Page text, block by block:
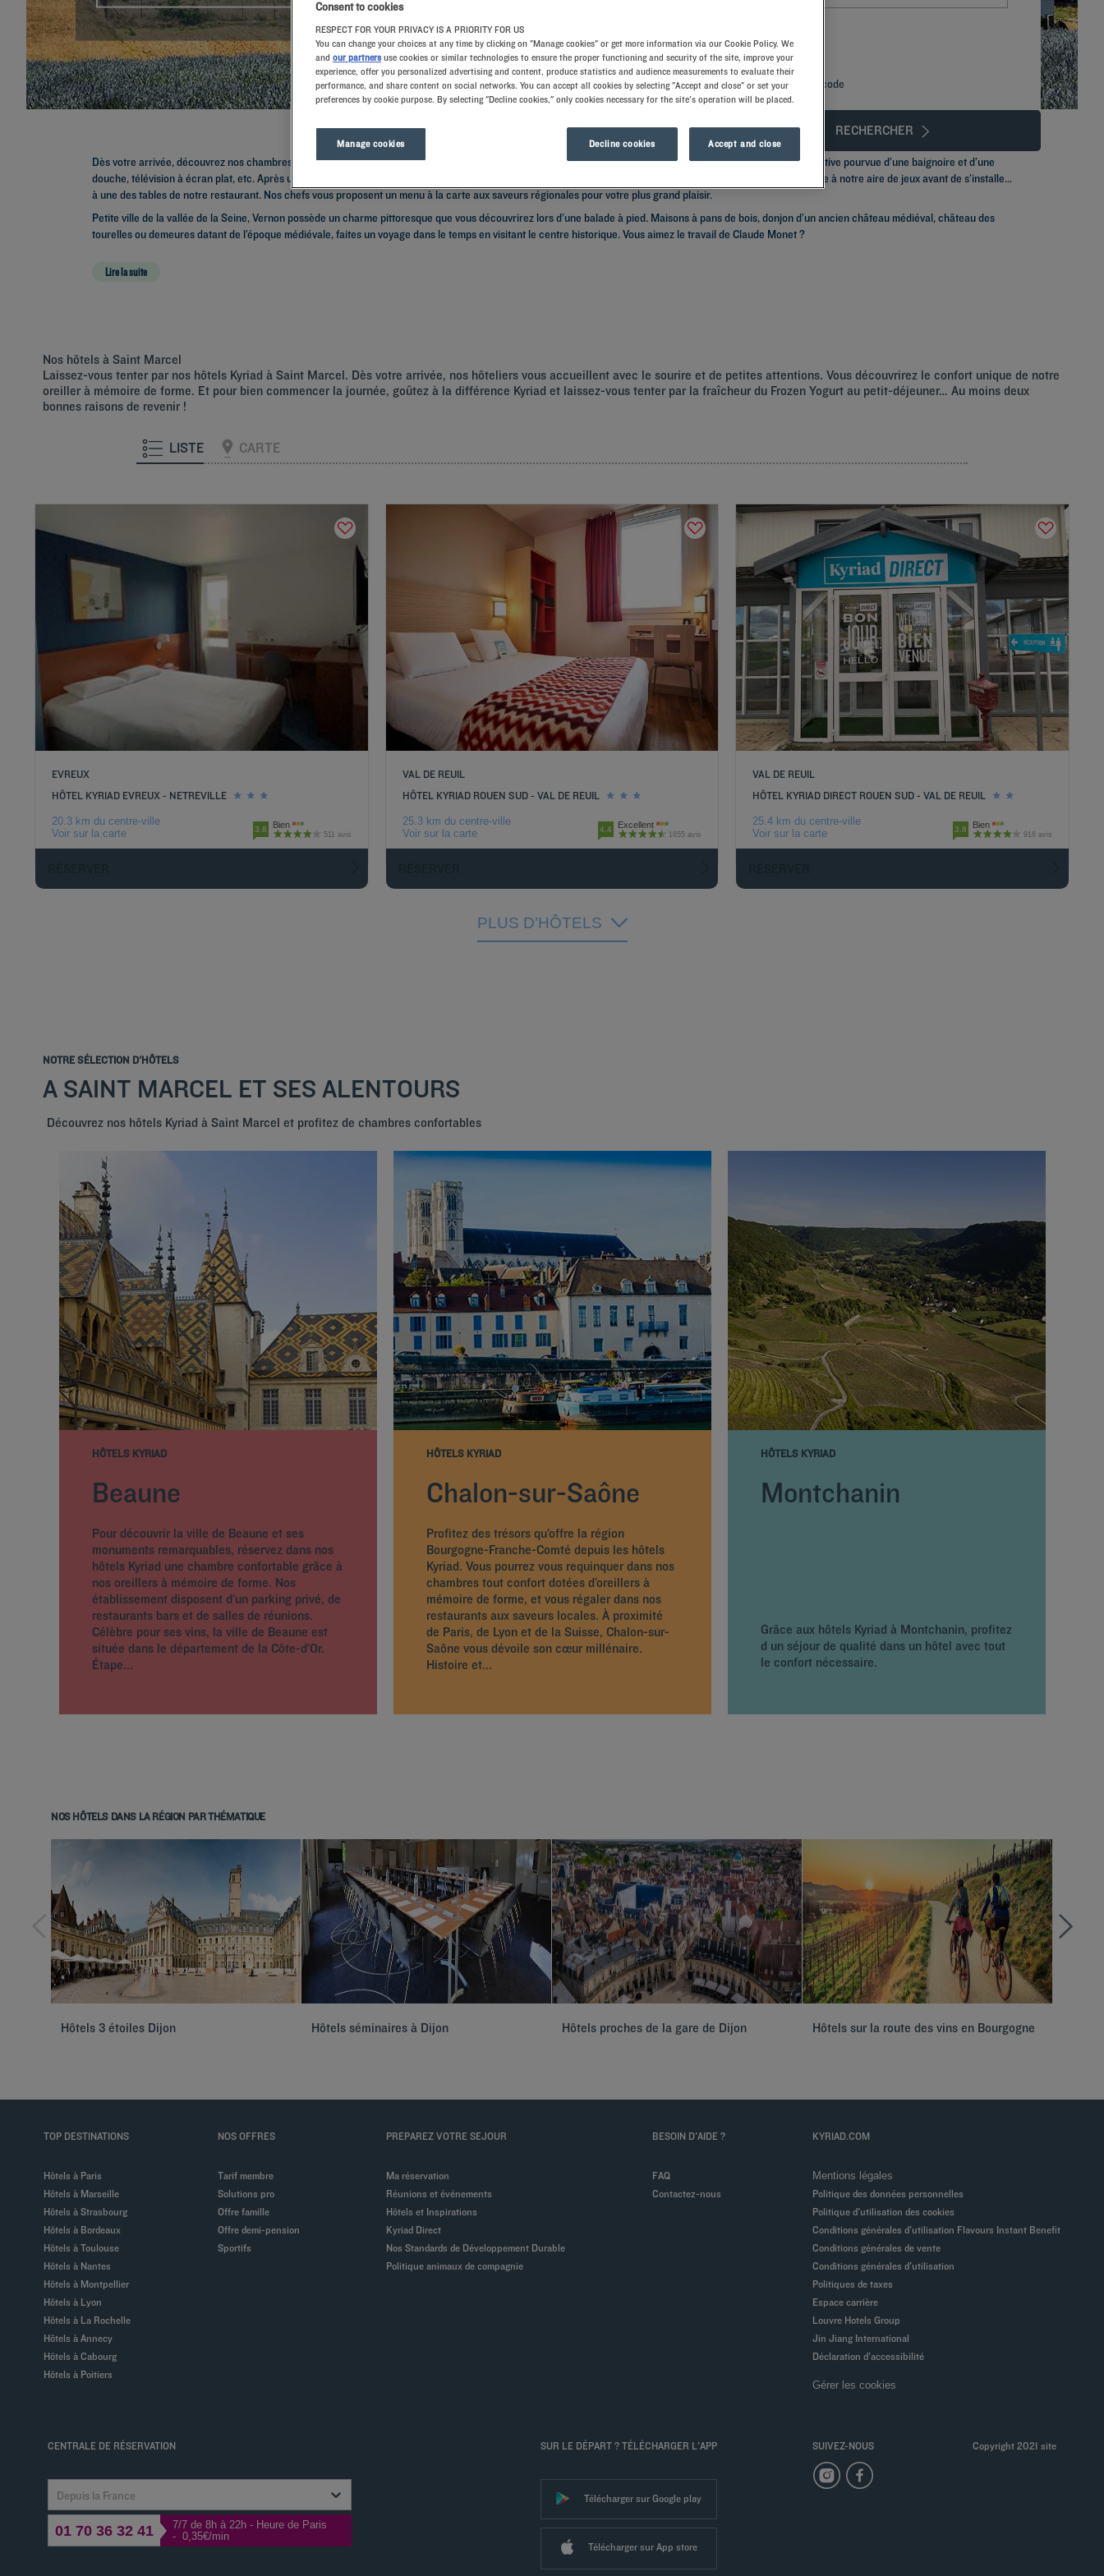
RECHERCHER
Ajouter un code
Dès votre arrivée, découvrez nos chambres confortables : literie haut de gamme et oreillers à mémoire de forme pour un sommeil de qualité, salle de bains privative pourvue d’une baignoire et d’une
douche, télévision à écran plat, etc. Après une nuit reposante, dégustez un petit déjeuner à volonté. Vous voyagez avec vos enfants ? Ils pourront s’amuser grâce à notre aire de jeux avant de s’installer
à une des tables de notre restaurant. Nos chefs vous proposent un menu à la carte aux saveurs régionales pour votre plus grand plaisir.
Petite ville de la vallée de la Seine, Vernon possède un charme pittoresque que vous découvrirez lors d’une balade à pied. Maisons à pans de bois, donjon d’un ancien château médiéval, château des
tourelles ou demeures datant de l’époque médiévale, faites un voyage dans le temps en visitant le centre historique. Vous aimez le travail de Claude Monet ?
Lire la suite
Nos hôtels à Saint Marcel
Laissez-vous tenter par nos hôtels Kyriad à Saint Marcel. Dès votre arrivée, nos hôteliers vous accueillent avec le sourire et de petites attentions. Vous découvrirez le confort unique de notre
oreiller à mémoire de forme. Et pour bien commencer la journée, goûtez à la différence Kyriad et laissez-vous tenter par la fraîcheur du Frozen Yogurt au petit-déjeuner… Au moins deux
bonnes raisons de revenir !
LISTE CARTE
EVREUX
HÔTEL KYRIAD EVREUX - NETREVILLE
20.3 km du centre-ville
Voir sur la carte
3.8 Bien
511 avis
VAL DE REUIL
HÔTEL KYRIAD ROUEN SUD - VAL DE REUIL
25.3 km du centre-ville
Voir sur la carte
4.4 Excellent
1655 avis
VAL DE REUIL
HÔTEL KYRIAD DIRECT ROUEN SUD - VAL DE REUIL
25.4 km du centre-ville
Voir sur la carte
3.8 Bien
916 avis
PLUS D’HÔTELS
NOTRE SÉLECTION D'HÔTELS
A SAINT MARCEL ET SES ALENTOURS
Découvrez nos hôtels Kyriad à Saint Marcel et profitez de chambres confortables
HÔTELS KYRIAD
Beaune
Pour découvrir la ville de Beaune et ses
monuments remarquables, réservez dans nos
hôtels Kyriad une chambre confortable grâce à
nos oreillers à mémoire de forme. Nos
établissement disposent d’un parking privé, de
restaurants bars et de salles de réunions.
Célèbre pour ses vins, la ville de Beaune est
située dans le département de la Côte-d’Or.
Étape...
HÔTELS KYRIAD
Chalon-sur-Saône
Profitez des trésors qu’offre la région
Bourgogne-Franche-Comté depuis les hôtels
Kyriad. Vous pourrez vous requinquer dans nos
chambres tout confort dotées d’oreillers à
mémoire de forme, et vous régaler dans nos
restaurants aux saveurs locales. À proximité
de Paris, de Lyon et de la Suisse, Chalon-sur-
Saône vous dévoile son cœur millénaire.
Histoire et...
HÔTELS KYRIAD
Montchanin
Grâce aux hôtels Kyriad à Montchanin, profitez
d un séjour de qualité dans un hôtel avec tout
le confort nécessaire.
NOS HÔTELS DANS LA RÉGION PAR THÉMATIQUE
Hôtels 3 étoiles Dijon Hôtels séminaires à Dijon Hôtels proches de la gare de Dijon Hôtels sur la route des vins en Bourgogne
TOP DESTINATIONS
Hôtels à Paris
Hôtels à Marseille
Hôtels à Strasbourg
Hôtels à Bordeaux
Hôtels à Toulouse
Hôtels à Nantes
Hôtels à Montpellier
Hôtels à Lyon
Hôtels à La Rochelle
Hôtels à Annecy
Hôtels à Cabourg
Hôtels à Poitiers
NOS OFFRES
Tarif membre
Solutions pro
Offre famille
Offre demi-pension
Sportifs
PREPAREZ VOTRE SEJOUR
Ma réservation
Réunions et événements
Hôtels et Inspirations
Kyriad Direct
Nos Standards de Développement Durable
Politique animaux de compagnie
BESOIN D'AIDE ?
FAQ
Contactez-nous
KYRIAD.COM
Mentions légales
Politique des données personnelles
Politique d'utilisation des cookies
Conditions générales d'utilisation Flavours Instant Benefit
Conditions générales de vente
Conditions générales d'utilisation
Politiques de taxes
Espace carrière
Louvre Hotels Group
Jin Jiang International
Déclaration d'accessibilité
Gérer les cookies
CENTRALE DE RÉSERVATION
Depuis la France
01 70 36 32 41
7/7 de 8h à 22h - Heure de Paris
- 0,35€/min
SUR LE DÉPART ? TÉLÉCHARGER L'APP
Télécharger sur Google play
Télécharger sur App store
SUIVEZ-NOUS Copyright 2021 site
Consent to cookies
RESPECT FOR YOUR PRIVACY IS A PRIORITY FOR US
You can change your choices at any time by clicking on "Manage cookies" or get more information via our Cookie Policy. We
and our partners use cookies or similar technologies to ensure the proper functioning and security of the site, improve your
experience, offer you personalized advertising and content, produce statistics and audience measurements to evaluate their
performance, and share content on social networks. You can accept all cookies by selecting "Accept and close" or set your
preferences by cookie purpose. By selecting "Decline cookies," only cookies necessary for the site's operation will be placed.
Manage cookies Decline cookies Accept and close